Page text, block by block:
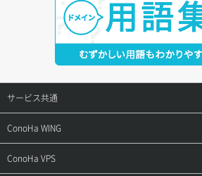
サービス共通
サポートトップ
ご契約・お支払い
ConoHa WING
サポートトップ
ConoHa VPS